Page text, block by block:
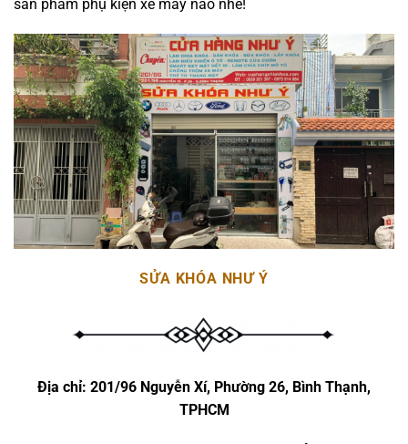
sản phẩm phụ kiện xe máy nào nhé!
SỬA KHÓA NHƯ Ý
Địa chỉ: 201/96 Nguyễn Xí, Phường 26, Bình Thạnh,
TPHCM